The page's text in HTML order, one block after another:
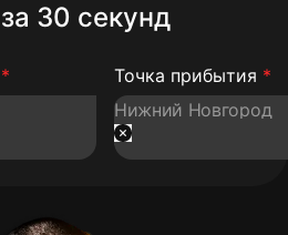
30 секунд
* Точка прибытия *